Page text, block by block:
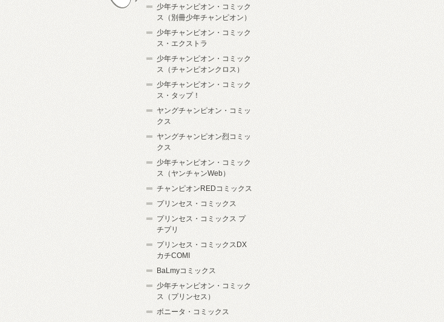
少年チャンピオン・コミック
ス（別冊少年チャンピオン）
少年チャンピオン・コミック
ス・エクストラ
少年チャンピオン・コミック
ス（チャンピオンクロス）
少年チャンピオン・コミック
ス・タップ！
ヤングチャンピオン・コミッ
クス
ヤングチャンピオン烈コミッ
クス
少年チャンピオン・コミック
ス（ヤンチャンWeb）
チャンピオンREDコミックス
プリンセス・コミックス
プリンセス・コミックス プ
チプリ
プリンセス・コミックスDX
カチCOMI
BaLmyコミックス
少年チャンピオン・コミック
ス（プリンセス）
ボニータ・コミックス